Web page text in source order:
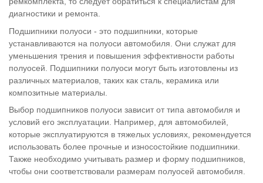
диагностики и ремонта.
Подшипники полуоси - это подшипники, которые
устанавливаются на полуоси автомобиля. Они служат для
уменьшения трения и повышения эффективности работы
полуосей. Подшипники полуоси могут быть изготовлены из
различных материалов, таких как сталь, керамика или
композитные материалы.
Выбор подшипников полуоси зависит от типа автомобиля и
условий его эксплуатации. Например, для автомобилей,
которые эксплуатируются в тяжелых условиях, рекомендуется
использовать более прочные и износостойкие подшипники.
Также необходимо учитывать размер и форму подшипников,
чтобы они соответствовали размерам полуосей автомобиля.